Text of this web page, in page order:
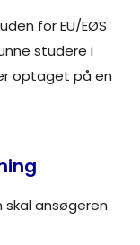
for EU/EØS
studere i
optaget på en
ansøgeren